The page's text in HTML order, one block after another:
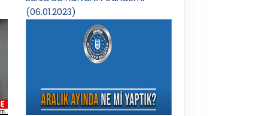
(06.01.2023)